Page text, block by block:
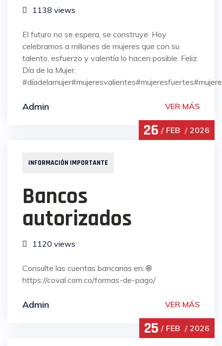
1138 views
El futuro no se espera, se construye. Hoy
celebramos a millones de mujeres que con su
talento, esfuerzo y valentía lo hacen posible. Feliz
Día de la Mujer.
Admin VER MÁS
INFORMACIÓN IMPORTANTE
26 FEB 2026
Bancos
autorizados
1120 views
Consulte las cuentas bancarias en: 🌐
https://coval.com.co/formas-de-pago/
Admin VER MÁS
25 FEB 2026